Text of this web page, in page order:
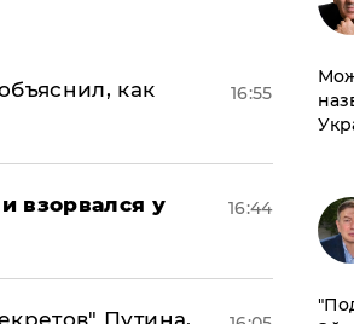
как
16:55
взорвался у
16:44
Путина,